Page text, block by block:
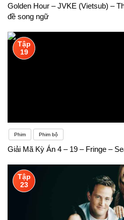
Golden Hour – JVKE (Vietsub) –
đề song ngữ
Tập
19
Phim Phim bộ
Giải Mã Kỳ Án 4 – 19 – Fringe –
Tập
23